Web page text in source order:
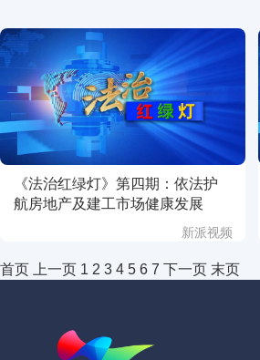
《法治红绿灯》第四期：依法护
航房地产及建工市场健康发展
新派视频
首页 上一页 1 2 3 4 5 6 7 下一页 末页